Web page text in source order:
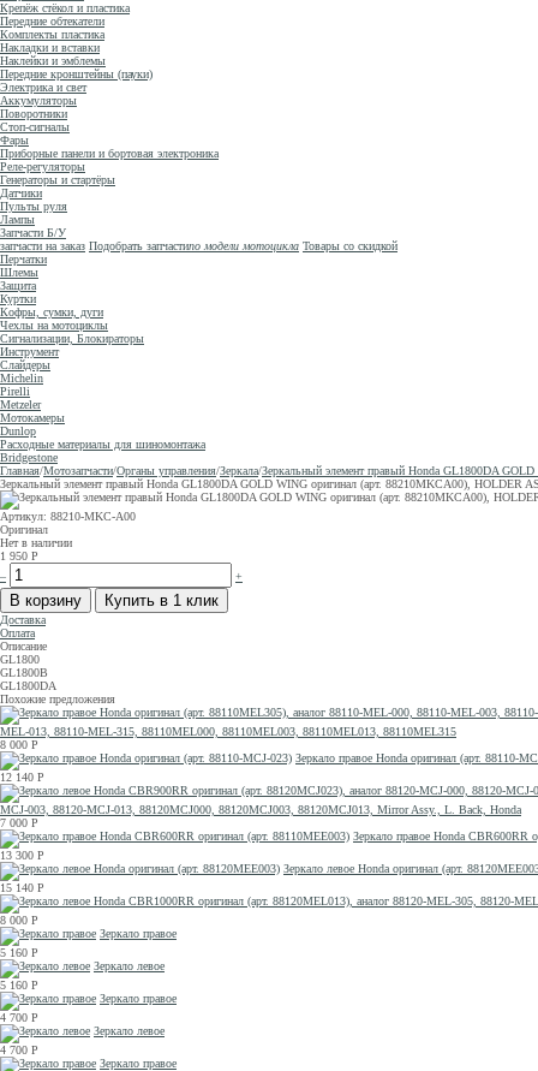
Крепёж стёкол и пластика
Передние обтекатели
Комплекты пластика
Накладки и вставки
Наклейки и эмблемы
Передние кронштейны (пауки)
Электрика и свет
Аккумуляторы
Поворотники
Стоп-сигналы
Фары
Приборные панели и бортовая электроника
Реле-регуляторы
Генераторы и стартёры
Датчики
Пульты руля
Лампы
Запчасти Б/У
запчасти на заказ Подобрать запчастипо модели мотоцикла Товары со скидкой
Перчатки
Шлемы
Защита
Куртки
Кофры, сумки, дуги
Чехлы на мотоциклы
Сигнализации, Блокираторы
Инструмент
Слайдеры
Michelin
Pirelli
Metzeler
Мотокамеры
Dunlop
Расходные материалы для шиномонтажа
Bridgestone
Главная/Мотозапчасти/Органы управления/Зеркала/Зеркальный элемент правый Honda GL1800DA
Зеркальный элемент правый Honda GL1800DA GOLD WING оригинал (арт. 88210MKCA00), HOLDER
Артикул: 88210-MKC-A00
Оригинал
Нет в наличии
1 950 Р
–
+
Доставка
Оплата
Описание
GL1800
GL1800B
GL1800DA
Похожие предложения
MEL-013, 88110-MEL-315, 88110MEL000, 88110MEL003, 88110MEL013, 88110MEL315
8 000 Р
Зеркало правое Honda оригинал (арт. 88110-
12 140 Р
MCJ-003, 88120-MCJ-013, 88120MCJ000, 88120MCJ003, 88120MCJ013, Mirror Assy., L. Back, Honda
7 000 Р
Зеркало правое Honda CBR600RR
13 300 Р
Зеркало левое Honda оригинал (арт.
15 140 Р
8 000 Р
Зеркало правое
5 160 Р
Зеркало левое
5 160 Р
Зеркало правое
4 700 Р
Зеркало левое
4 700 Р
Зеркало правое